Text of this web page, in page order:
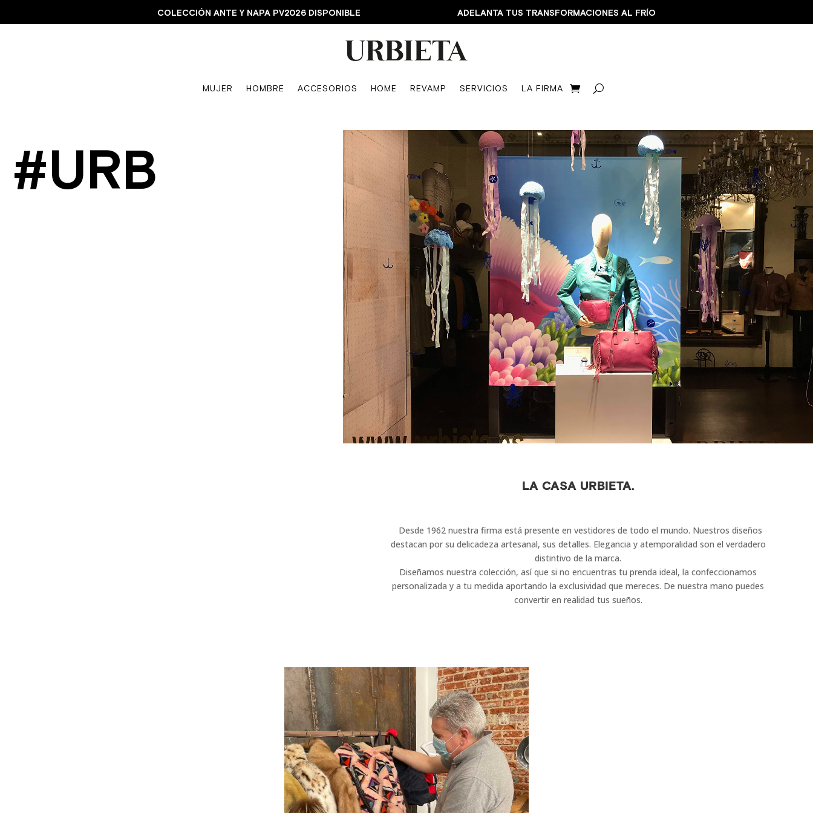
COLECCIÓN ANTE Y NAPA PV2026 DISPONIBLE ADELANTA TUS TRANSFORMACIONES AL FRÍO
MUJER HOMBRE ACCESORIOS HOME REVAMP SERVICIOS LA FIRMA
#URB
LA CASA URBIETA.
Desde 1962 nuestra firma está presente en vestidores de todo el mundo. Nuestros diseños
destacan por su delicadeza artesanal, sus detalles. Elegancia y atemporalidad son el verdadero
distintivo de la marca.
Diseñamos nuestra colección, así que si no encuentras tu prenda ideal, la confeccionamos
personalizada y a tu medida aportando la exclusividad que mereces. De nuestra mano puedes
convertir en realidad tus sueños.